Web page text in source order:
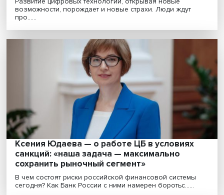
промышленной политики в современных
условиях»
В условиях ограничений технологического импорта
отечественные компании должны активизировать